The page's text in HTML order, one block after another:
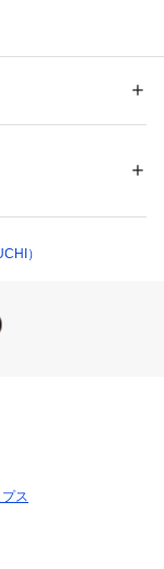
が少なくキレイな
たロゴを刺繍して
て見える場合があ
どの環境により、
）
プス